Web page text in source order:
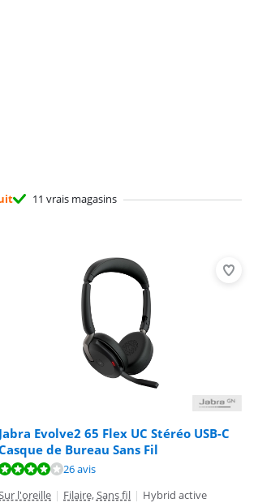
11 vrais magasins
Jabra Evolve2 65 Flex UC Stéréo USB-C
de Bureau Sans Fil
26 avis
l'oreille | Filaire, Sans fil | Hybrid active